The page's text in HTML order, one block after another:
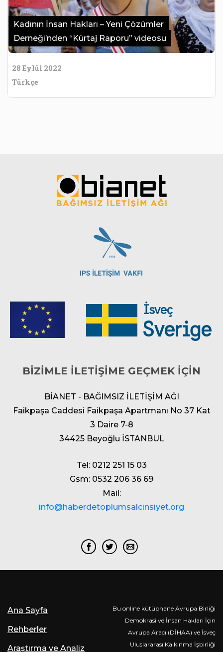
Kadının İnsan Hakları – Yeni Çözümler
Derneği’nden “Kürtaj Raporu” videosu
28 Eylül 2022
Türkçe
BİZİMLE İLETİŞİME GEÇMEK İÇİN
BİANET - BAĞIMSIZ İLETİŞİM AĞI
Faikpaşa Caddesi Faikpaşa Apartmanı No 37 Kat
3 Daire 7-8
34425 Beyoğlu İSTANBUL
Tel: 0212 251 15 03
Gsm: 0532 206 36 69
Mail:
info@haberdetoplumsalcinsiyet.org
Ana Sayfa
Rehberler
Araştırma ve Analiz
Bu online kütüphane Avrupa Birliği
Demokrasi ve İnsan Hakları İçin
Avrupa Aracı (DİHAA) ve İsveç
Uluslararası Kalkınma İşbirliği